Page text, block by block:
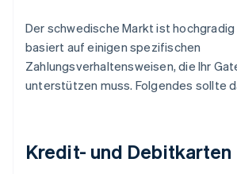
Der schwedische Markt ist
basiert auf einigen spezifischen
Zahlungsverhaltensweisen, die Ihr
unterstützen muss. Folgendes sollte
Kredit- und Debitkarten